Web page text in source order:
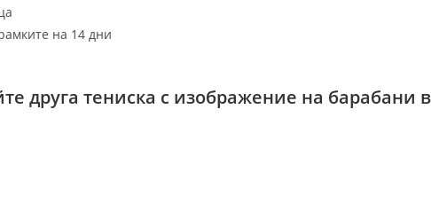
на 14 дни
друга тениска с изображение на барабани